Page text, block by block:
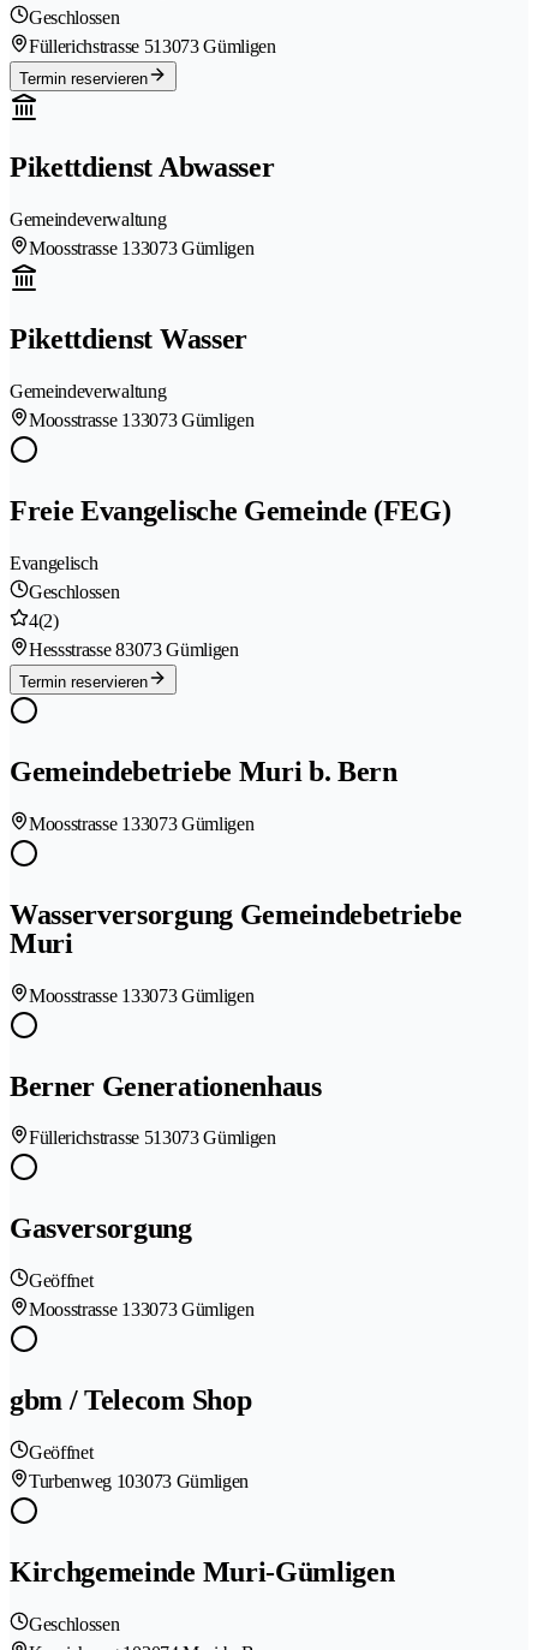
Geschlossen
Füllerichstrasse 513073 Gümligen
Termin reservieren
Pikettdienst Abwasser
Gemeindeverwaltung
Moosstrasse 133073 Gümligen
Pikettdienst Wasser
Gemeindeverwaltung
Moosstrasse 133073 Gümligen
Freie Evangelische Gemeinde (FEG)
Evangelisch
Geschlossen
4(2)
Hessstrasse 83073 Gümligen
Termin reservieren
Gemeindebetriebe Muri b. Bern
Moosstrasse 133073 Gümligen
Wasserversorgung Gemeindebetriebe
Muri
Moosstrasse 133073 Gümligen
Berner Generationenhaus
Füllerichstrasse 513073 Gümligen
Gasversorgung
Geöffnet
Moosstrasse 133073 Gümligen
gbm / Telecom Shop
Geöffnet
Turbenweg 103073 Gümligen
Kirchgemeinde Muri-Gümligen
Geschlossen